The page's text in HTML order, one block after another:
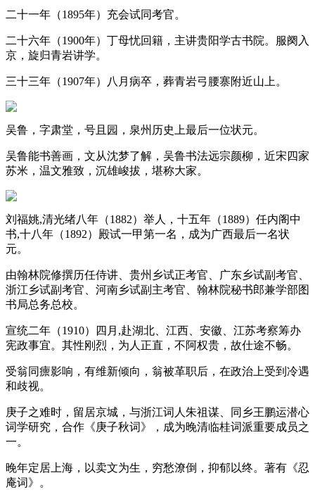
二十一年（1895年）充会试同考官。
二十六年（1900年）丁母忧回籍，主讲贵阳学古书院。服阕入
京，旋归青岩讲学。
三十三年（1907年）八月病卒，葬青岩弓腰寨附近山上。
吴鲁，字肃堂，号且园，泉州历史上最后一位状元。
吴鲁能书善画，文从沈梦了解，吴鲁书法远宗颜柳，近宋四家
苏米，温文雅致，沉雄峻拔，堪称大家。
刘福姚,清光绪八年（1882）举人，十五年（1889）任内阁中
书,十八年（1892）殿试一甲第一名，成为广西最后一名状
元。
由翰林院修撰历任侍讲、贵州乡试正考官、广东乡试副考官、
浙江乡试副考官、河南乡试副主考官、翰林院秘书郎兼学部图
书局总务总校。
宣统二年（1910）四月,赴湖北、江西、安徽、江苏考察筹办
宪政事宜。其性刚烈，为人正直，不阿权贵，故仕途不畅。
受翁同癝影响，有维新倾向，翁被革职后，在政治上受到冷遇
和歧视。
庚子之难时，留居京城，与浙江词人朱祖谋、同乡王鹏运潜心
词学研究，合作《庚子秋词》，成为晚清临桂词派重要成员之
一。
晚年定居上海，以卖文为生，穷愁潦倒，抑郁以终。著有《忍
庵词》。